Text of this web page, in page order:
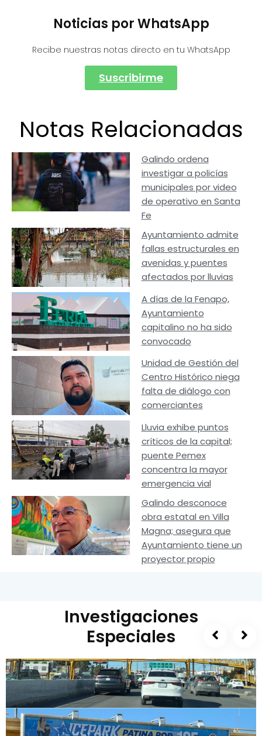
Noticias por WhatsApp
Recibe nuestras notas directo en tu WhatsApp
Suscribirme
Notas Relacionadas
Galindo ordena
investigar a policías
municipales por video
de operativo en Santa
Fe
Ayuntamiento admite
fallas estructurales en
avenidas y puentes
afectados por lluvias
A días de la Fenapo,
Ayuntamiento
capitalino no ha sido
convocado
Unidad de Gestión del
Centro Histórico niega
falta de diálogo con
comerciantes
Lluvia exhibe puntos
críticos de la capital;
puente Pemex
concentra la mayor
emergencia vial
Galindo desconoce
obra estatal en Villa
Magna; asegura que
Ayuntamiento tiene un
proyector propio
Investigaciones
Especiales